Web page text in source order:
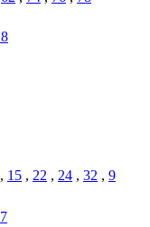
, 15 , 22 , 24 , 32 , 9
7